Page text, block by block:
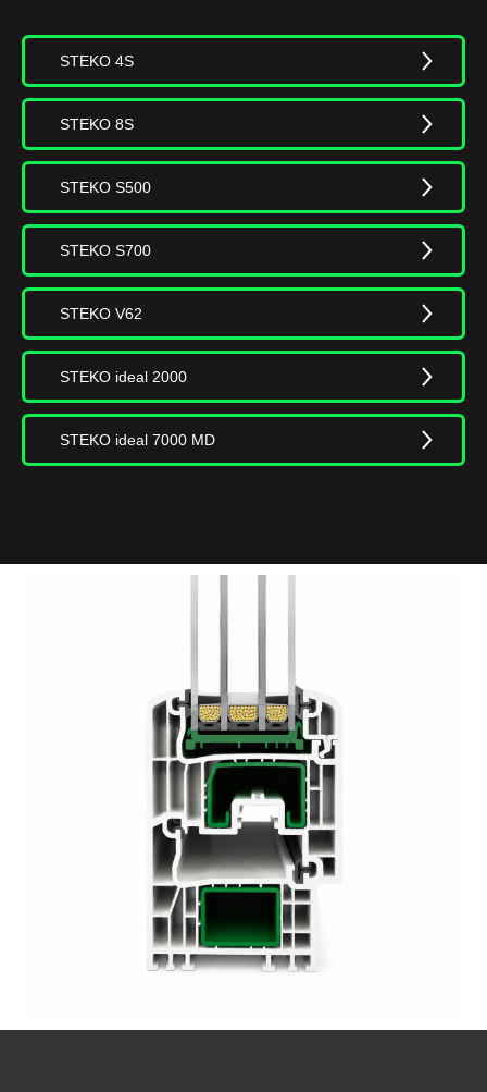
STEKO 4S
STEKO 8S
STEKO S500
STEKO S700
STEKO V62
STEKO ideal 2000
STEKO ideal 7000 MD